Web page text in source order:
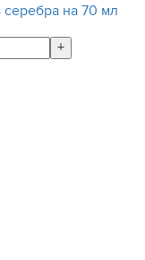
на 70 мл
+